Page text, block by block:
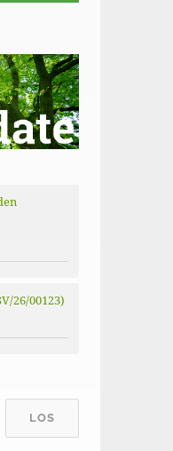
26/00123)